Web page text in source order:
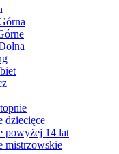
dziecięce
powyżej 14 lat
mistrzowskie